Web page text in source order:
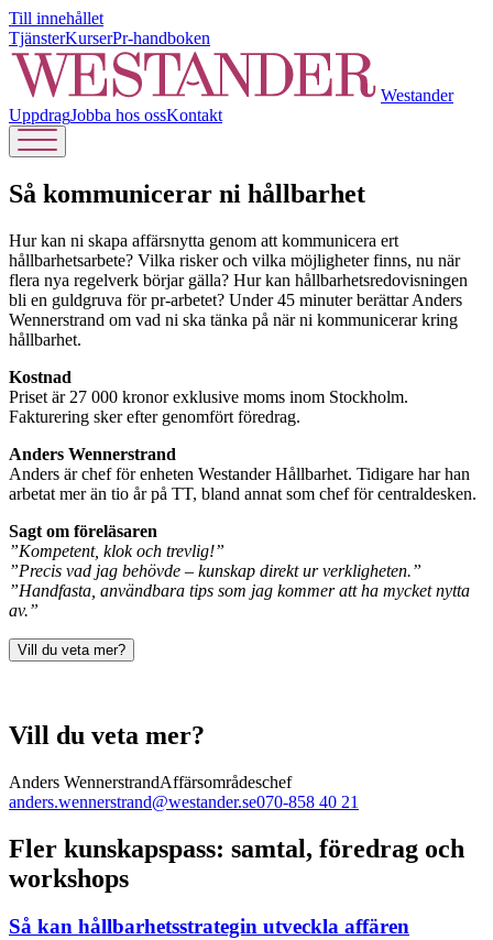
Till innehållet
TjänsterKurserPr-handboken
Westander
UppdragJobba hos ossKontakt
Så kommunicerar ni hållbarhet
Hur kan ni skapa affärsnytta genom att kommunicera ert
hållbarhetsarbete? Vilka risker och vilka möjligheter finns, nu när
flera nya regelverk börjar gälla? Hur kan hållbarhetsredovisningen
bli en guldgruva för pr-arbetet? Under 45 minuter berättar Anders
Wennerstrand om vad ni ska tänka på när ni kommunicerar kring
hållbarhet.
Kostnad
Priset är 27 000 kronor exklusive moms inom Stockholm.
Fakturering sker efter genomfört föredrag.
Anders Wennerstrand
Anders är chef för enheten Westander Hållbarhet. Tidigare har han
arbetat mer än tio år på TT, bland annat som chef för centraldesken.
Sagt om föreläsaren
”Kompetent, klok och trevlig!”
”Precis vad jag behövde – kunskap direkt ur verkligheten.”
”Handfasta, användbara tips som jag kommer att ha mycket nytta
av.”
Vill du veta mer?
Vill du veta mer?
Anders WennerstrandAffärsområdeschef
anders.wennerstrand@westander.se070-858 40 21
Fler kunskapspass: samtal, föredrag och
workshops
Så kan hållbarhetsstrategin utveckla affären